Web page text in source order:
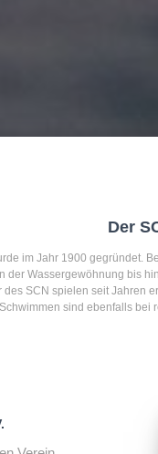
Der
im Jahr 1900 gegründet.
der Wassergewöhnung bis
des SCN spielen seit Jahren
sind ebenfalls